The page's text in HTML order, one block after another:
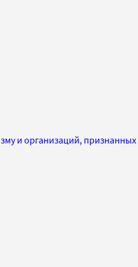
и организаций,